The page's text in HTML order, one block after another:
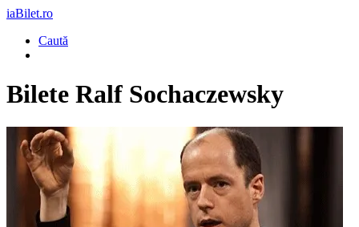
iaBilet.ro
Caută
Bilete Ralf Sochaczewsky